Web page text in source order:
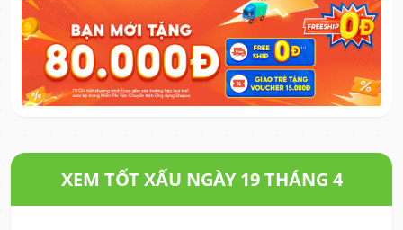
XEM TỐT XẤU NGÀY 19 THÁNG 4